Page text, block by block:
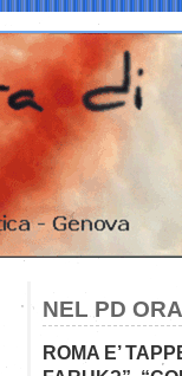
NEL PD
ROMA E’